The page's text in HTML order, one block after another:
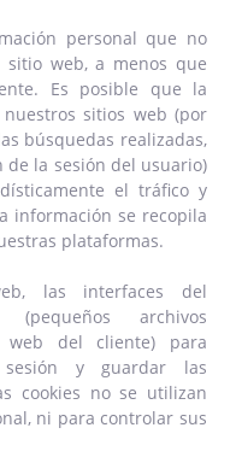
personal que no
web, a menos que
Es posible que la
sitios web (por
búsquedas realizadas,
de la sesión del usuario)
el tráfico y
información se recopila
plataformas.
las interfaces del
archivos
web del cliente) para
y guardar las
cookies no se utilizan
ni para controlar sus